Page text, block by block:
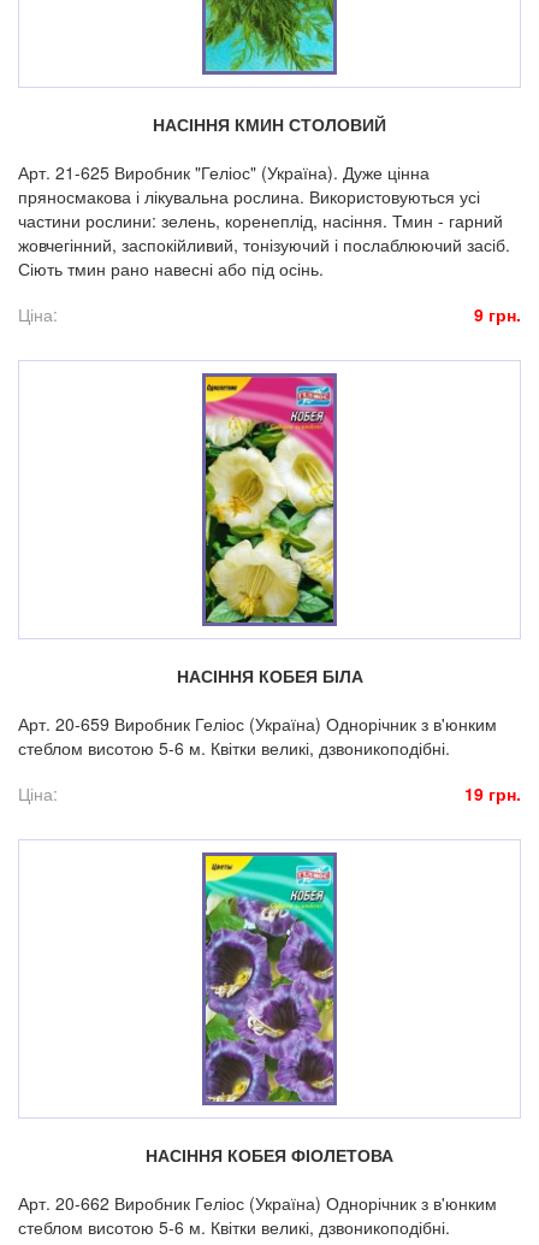
НАСІННЯ КМИН СТОЛОВИЙ
Арт. 21-625 Виробник "Геліос" (Україна). Дуже цінна
пряносмакова і лікувальна рослина. Використовуються усі
частини рослини: зелень, коренеплід, насіння. Тмин - гарний
жовчегінний, заспокійливий, тонізуючий і послаблюючий засіб.
Сіють тмин рано навесні або під осінь.
Ціна:
9 грн.
НАСІННЯ КОБЕЯ БІЛА
Арт. 20-659 Виробник Геліос (Україна) Однорічник з в'юнким
стеблом висотою 5-6 м. Квітки великі, дзвоникоподібні.
Ціна:
19 грн.
НАСІННЯ КОБЕЯ ФІОЛЕТОВА
Арт. 20-662 Виробник Геліос (Україна) Однорічник з в'юнким
стеблом висотою 5-6 м. Квітки великі, дзвоникоподібні.